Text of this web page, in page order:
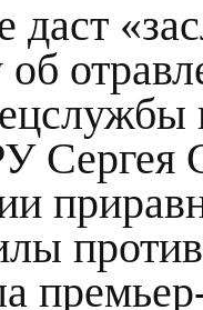
даст
об
Сергея